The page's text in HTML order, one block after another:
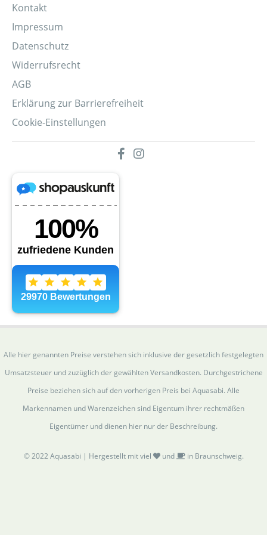
Kontakt
Impressum
Datenschutz
Widerrufsrecht
AGB
Erklärung zur Barrierefreiheit
Cookie-Einstellungen
Alle hier genannten Preise verstehen sich inklusive der gesetzlich festgelegten
Umsatzsteuer und zuzüglich der gewählten Versandkosten. Durchgestrichene
Preise beziehen sich auf den vorherigen Preis bei Aquasabi. Alle
Markennamen und Warenzeichen sind Eigentum ihrer rechtmäßen
Eigentümer und dienen hier nur der Beschreibung.
© 2022 Aquasabi | Hergestellt mit viel und in Braunschweig.